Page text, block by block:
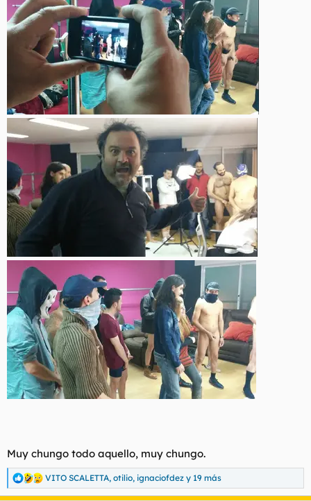
Muy chungo todo aquello, muy chungo.
R
e
VITO SCALETTA, otilio, ignaciofdez y 19 más